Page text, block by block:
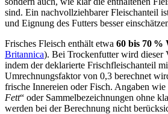
sind. Ein nachvollziehbarer Fleischanteil
und Eignung des Futters besser
Frisches Fleisch enthält etwa 60 bis 70 %
Britannica). Bei Trockenfutter wird dieser
indem der deklarierte Frischfleischanteil
Umrechnungsfaktor von 0,3 berechnet
frische Innereien oder Fisch. Angaben wie
Fett“ oder Sammelbezeichnungen ohne
werden bei der Berechnung nicht